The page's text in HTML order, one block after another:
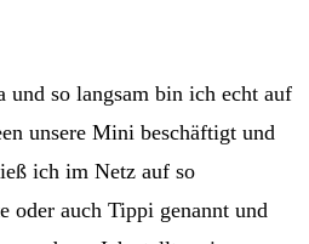
und so langsam bin ich echt auf
unsere Mini beschäftigt und
ich im Netz auf so
oder auch Tippi genannt und